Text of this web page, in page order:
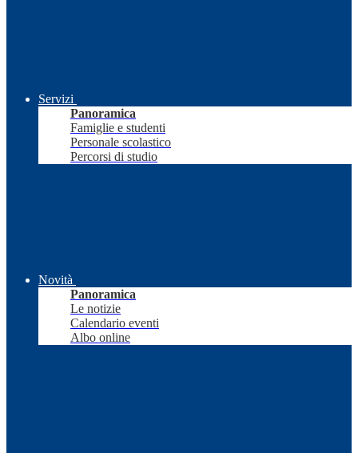
Servizi
Panoramica
Famiglie e studenti
Personale scolastico
Percorsi di studio
Novità
Panoramica
Le notizie
Calendario eventi
Albo online